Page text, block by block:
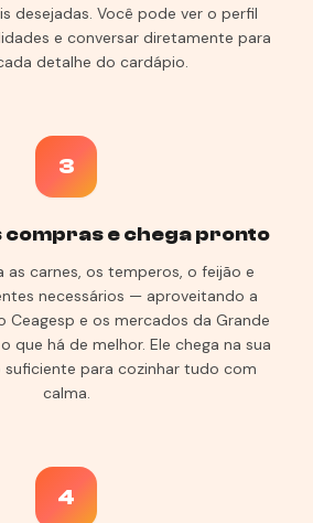
desejadas. Você pode ver o perfil
e conversar diretamente para
detalhe do cardápio.
3
compras e chega pronto
as carnes, os temperos, o feijão e
necessários — aproveitando a
Ceagesp e os mercados da Grande
que há de melhor. Ele chega na sua
para cozinhar tudo com
calma.
4